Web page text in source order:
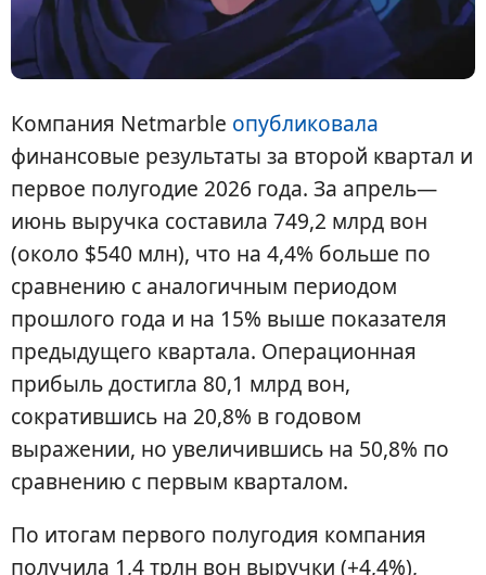
Компания Netmarble опубликовала
финансовые результаты за второй квартал и
первое полугодие 2026 года. За апрель—
июнь выручка составила 749,2 млрд вон
(около $540 млн), что на 4,4% больше по
сравнению с аналогичным периодом
прошлого года и на 15% выше показателя
предыдущего квартала. Операционная
прибыль достигла 80,1 млрд вон,
сократившись на 20,8% в годовом
выражении, но увеличившись на 50,8% по
сравнению с первым кварталом.
По итогам первого полугодия компания
получила 1,4 трлн вон выручки (+4,4%),